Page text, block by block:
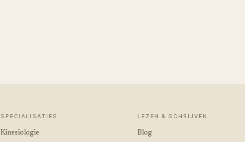
SPECIALISATIES
Kinesiologie
LEZEN & SCHRIJVEN
Blog